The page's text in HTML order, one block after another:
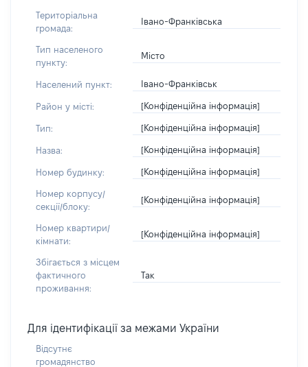
Територіальна
громада:
Івано-Франківська
Тип населеного
пункту:
Місто
Населений пункт: Івано-Франківськ
Район у місті: [Конфіденційна інформація]
Тип: [Конфіденційна інформація]
Назва: [Конфіденційна інформація]
Номер будинку: [Конфіденційна інформація]
Номер корпусу/
секції/блоку:
[Конфіденційна інформація]
Номер квартири/
кімнати:
[Конфіденційна інформація]
Збігається з місцем
фактичного
проживання:
Так
Для ідентифікації за межами України
Відсутнє
громадянство